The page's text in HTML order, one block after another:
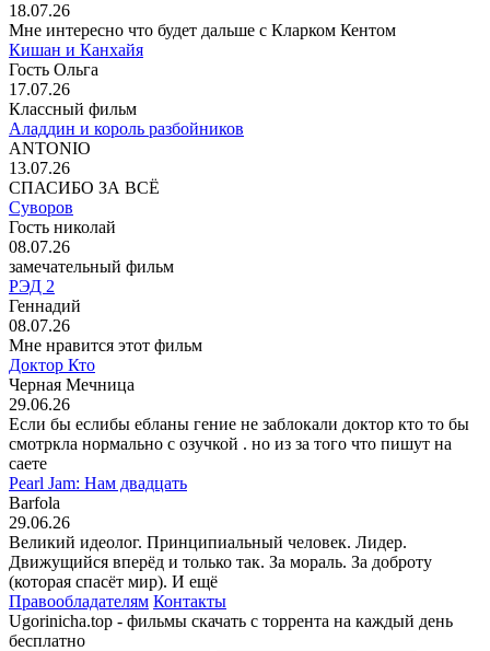
18.07.26
Мне интересно что будет дальше с Кларком Кентом
Кишан и Канхайя
Гость Ольга
17.07.26
Классный фильм
Аладдин и король разбойников
ANTONIO
13.07.26
СПАСИБО ЗА ВСЁ
Суворов
Гость николай
08.07.26
замечательный фильм
РЭД 2
Геннадий
08.07.26
Мне нравится этот фильм
Доктор Кто
Черная Мечница
29.06.26
Если бы еслибы ебланы гение не заблокали доктор кто то бы
смотркла нормально с озучкой . но из за того что пишут на
саете
Pearl Jam: Нам двадцать
Barfola
29.06.26
Великий идеолог. Принципиальный человек. Лидер.
Движущийся вперёд и только так. За мораль. За доброту
(которая спасёт мир). И ещё
Правообладателям Контакты
Ugorinicha.top - фильмы скачать с торрента на каждый день
бесплатно